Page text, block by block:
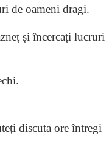
de oameni dragi.
și încercați lucruri
discuta ore întregi